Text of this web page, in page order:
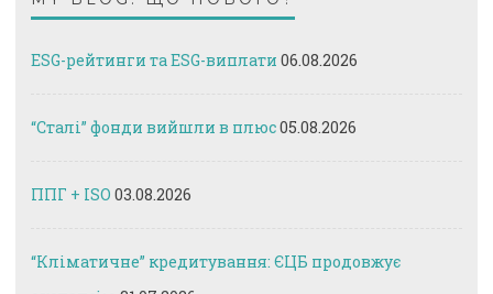
ESG-рейтинги та ESG-виплати 06.08.2026
“Сталі” фонди вийшли в плюс05.08.2026
ППГ + ISO 03.08.2026
“Кліматичне” кредитування: ЄЦБ продовжує